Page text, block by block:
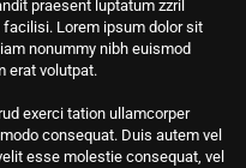
praesent luptatum zzril
Lorem ipsum dolor sit
nonummy nibh euismod
erat volutpat.
exerci tation ullamcorper
consequat. Duis autem vel
esse molestie consequat, vel